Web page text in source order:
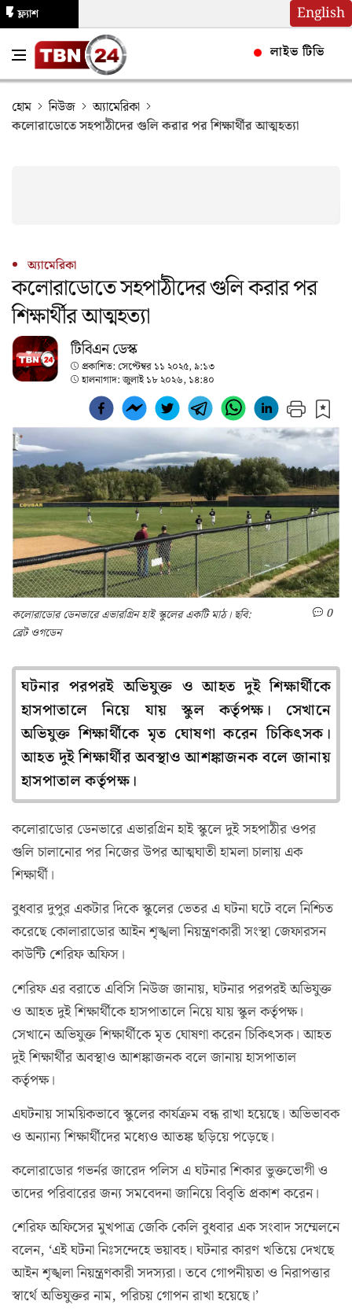
English
ফ্ল্যাশ
লাইভ টিভি
হোম নিউজ
অ্যামেরিকা
কলোরাডোতে সহপাঠীদের গুলি করার পর শিক্ষার্থীর আত্মহত্যা
অ্যামেরিকা
কলোরাডোতে সহপাঠীদের গুলি করার পর
শিক্ষার্থীর আত্মহত্যা
টিবিএন ডেস্ক
প্রকাশিত: সেপ্টেম্বর ১১ ২০২৫, ৯:১৩
হালনাগাদ:জুলাই ১৮ ২০২৬, ১৪:৪০
কলোরাডোর ডেনভারে এভারগ্রিন হাই স্কুলের একটি মাঠ। ছবি:
ব্রেট ওগডেন
0
ঘটনার পরপরই অভিযুক্ত ও আহত দুই শিক্ষার্থীকে
হাসপাতালে নিয়ে যায় স্কুল কর্তৃপক্ষ। সেখানে
অভিযুক্ত শিক্ষার্থীকে মৃত ঘোষণা করেন চিকিৎসক।
আহত দুই শিক্ষার্থীর অবস্থাও আশঙ্কাজনক বলে জানায়
হাসপাতাল কর্তৃপক্ষ।
কলোরাডোর ডেনভারে এভারগ্রিন হাই স্কুলে দুই সহপাঠীর ওপর
গুলি চালানোর পর নিজের উপর আত্মঘাতী হামলা চালায় এক
শিক্ষার্থী।
বুধবার দুপুর একটার দিকে স্কুলের ভেতর এ ঘটনা ঘটে বলে নিশ্চিত
করেছে কোলারাডোর আইন শৃঙ্খলা নিয়ন্ত্রণকারী সংস্থা জেফারসন
কাউন্টি শেরিফ অফিস।
শেরিফ এর বরাতে এবিসি নিউজ জানায়, ঘটনার পরপরই অভিযুক্ত
ও আহত দুই শিক্ষার্থীকে হাসপাতালে নিয়ে যায় স্কুল কর্তৃপক্ষ।
সেখানে অভিযুক্ত শিক্ষার্থীকে মৃত ঘোষণা করেন চিকিৎসক। আহত
দুই শিক্ষার্থীর অবস্থাও আশঙ্কাজনক বলে জানায় হাসপাতাল
কর্তৃপক্ষ।
এঘটনায় সাময়িকভাবে স্কুলের কার্যক্রম বন্ধ রাখা হয়েছে। অভিভাবক
ও অন্যান্য শিক্ষার্থীদের মধ্যেও আতঙ্ক ছড়িয়ে পড়েছে।
কলোরাডোর গভর্নর জারেদ পলিস এ ঘটনার শিকার ভুক্তভোগী ও
তাদের পরিবারের জন্য সমবেদনা জানিয়ে বিবৃতি প্রকাশ করেন।
শেরিফ অফিসের মুখপাত্র জেকি কেলি বুধবার এক সংবাদ সম্মেলনে
বলেন, ‘এই ঘটনা নিঃসন্দেহে ভয়াবহ। ঘটনার কারণ খতিয়ে দেখছে
আইন শৃঙ্খলা নিয়ন্ত্রণকারী সদস্যরা। তবে গোপনীয়তা ও নিরাপত্তার
স্বার্থে অভিযুক্তর নাম, পরিচয় গোপন রাখা হয়েছে।’